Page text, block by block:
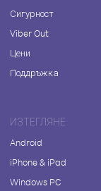
Сигурност
Viber Out
Цени
Поддръжка
ИЗТЕГЛЯНЕ
Android
iPhone & iPad
Windows PC